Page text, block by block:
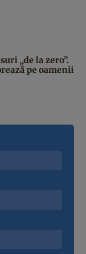
„de la zero”.
pe oamenii